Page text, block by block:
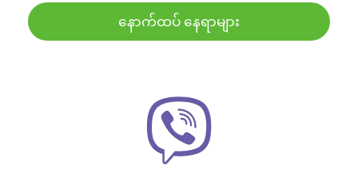
နောက်ထပ် နေရာများ